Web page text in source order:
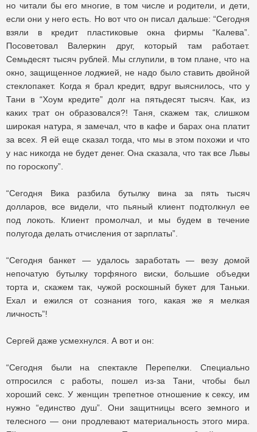
но читали бы его многие, в том числе и родители, и дети,
если они у него есть. Но вот что он писал дальше: “Сегодня
взяли в кредит пластиковые окна фирмы “Калева”.
Посоветовал Валеркин друг, который там работает.
Семьдесят тысяч рублей. Мы сглупили, в том плане, что на
окно, защищенное лоджией, не надо было ставить двойной
стеклопакет. Когда я брал кредит, вдруг выяснилось, что у
Тани в “Хоум кредите” долг на пятьдесят тысяч. Как, из
каких трат он образовался?! Таня, скажем так, слишком
широкая натура, я замечал, что в кафе и барах она платит
за всех. Я ей еще сказал тогда, что мы в этом похожи и что
у нас никогда не будет денег. Она сказала, что так все Львы
по гороскопу”.
“Сегодня Вика разбила бутылку вина за пять тысяч
долларов, все видели, что пьяный клиент подтолкнул ее
под локоть. Клиент промолчал, и мы будем в течение
полугода делать отчисления от зарплаты”.
“Сегодня банкет — удалось заработать — везу домой
непочатую бутылку торфяного виски, большие объедки
торта и, скажем так, чужой роскошный букет для Таньки.
Ехал и ежился от сознания того, какая же я мелкая
личность”!
Сергей даже усмехнулся. А вот и он:
“Сегодня были на спектакле Перепелки. Специально
отпросился с работы, пошел из-за Тани, чтобы был
хороший секс. У женщин трепетное отношение к сексу, им
нужно “единство душ”. Они защитницы всего земного и
телесного — они продлевают материальность этого мира.